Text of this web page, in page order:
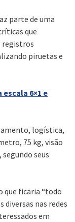
parte de uma
que
registros
piruetas e
escala 6×1 e
logística,
75 kg, visão
seus
que ficaria “todo
diversas nas redes
em